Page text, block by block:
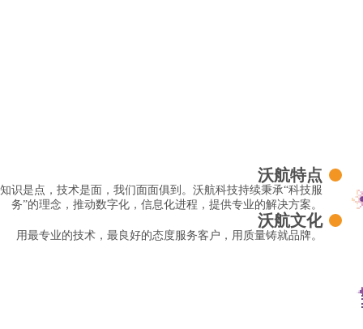
沃航特点
知识是点，技术是面，我们面面俱到。沃航科技持续秉承“科技服
务”的理念，推动数字化，信息化进程，提供专业的解决方案。
沃航文化
用最专业的技术，最良好的态度服务客户，用质量铸就品牌。